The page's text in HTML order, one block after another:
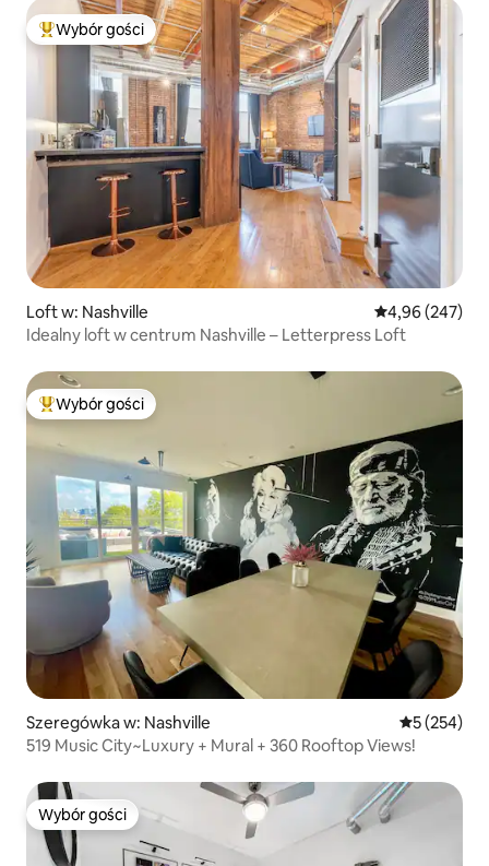
Najpopularniejsze z kategorii Wybór gości
Wybór gości
Loft w: Nashville Średnia
4,96 (247)
Idealny loft w centrum Nashville – Letterpress Loft
Najpopularniejsze z kategorii Wybór gości
Wybór gości
Szeregówka w: Nashville Średnia
5 (254)
519 Music City~Luxury + Mural + 360 Rooftop Views!
Wybór gości
Wybór gości